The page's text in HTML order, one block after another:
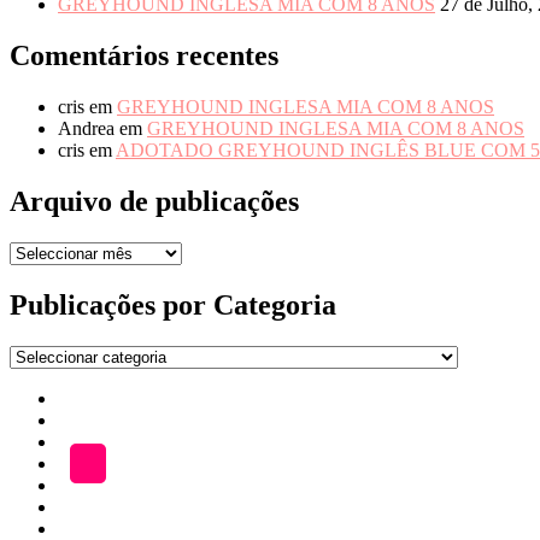
GREYHOUND INGLESA MIA COM 8 ANOS 27 de Julho,
Comentários recentes
cris em GREYHOUND INGLESA MIA COM 8 ANOS
Andrea em GREYHOUND INGLESA MIA COM 8 ANOS
cris em ADOTADO GREYHOUND INGLÊS BLUE COM
Arquivo de publicações
Arquivo
publicações
Publicações por Categoria
Publicações
Categoria
ADOÇÃO
LOJA